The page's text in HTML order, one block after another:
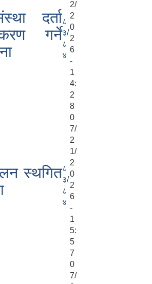
दर्ता
गर्ने
८
३/
८
४
2/
2
0
2
6
-
1
4:
2
8
स्थगित८
३/
८
४
0
7/
2
1/
2
0
2
6
-
1
5:
5
7
0
7/